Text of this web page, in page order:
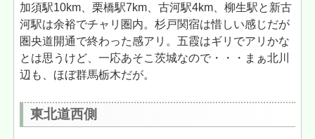
加須駅10km、栗橋駅7km、古河駅4km、柳生駅と新古
河駅は余裕でチャリ圏内。杉戸関宿は惜しい感じだが
圏央道開通で終わった感アリ。五霞はギリでアリかな
とは思うけど、一応あそこ茨城なので・・・まぁ北川
辺も、ほぼ群馬栃木だが。
東北道西側